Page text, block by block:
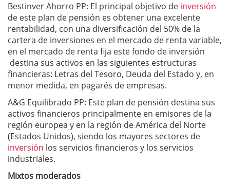
Bestinver Ahorro PP: El principal objetivo de inversión
de este plan de pensión es obtener una excelente
rentabilidad, con una diversificación del 50% de la
cartera de inversiones en el mercado de renta variable,
en el mercado de renta fija este fondo de inversión
destina sus activos en las siguientes estructuras
financieras: Letras del Tesoro, Deuda del Estado y, en
menor medida, en pagarés de empresas.
A&G Equilibrado PP: Este plan de pensión destina sus
activos financieros principalmente en emisores de la
región europea y en la región de América del Norte
(Estados Unidos), siendo los mayores sectores de
inversión los servicios financieros y los servicios
industriales.
Mixtos moderados